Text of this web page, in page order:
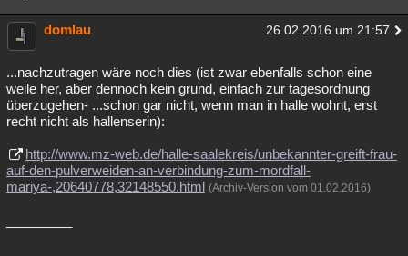
domlau 26.02.2016 um 21:57
...nachzutragen wäre noch dies (ist zwar ebenfalls schon eine
weile her, aber dennoch kein grund, einfach zur tagesordnung
überzugehen- ...schon gar nicht, wenn man in halle wohnt, erst
recht nicht als hallenserin):
http://www.mz-web.de/halle-saalekreis/unbekannter-greift-frau-
auf-den-pulverweiden-an-verbindung-zum-mordfall-
mariya-,20640778,32148550.html (Archiv-Version vom 01.02.2016)